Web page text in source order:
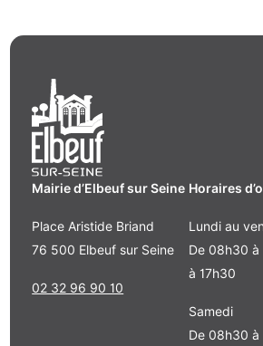
Mairie d’Elbeuf sur Seine
Place Aristide Briand
76 500 Elbeuf sur Seine
02 32 96 90 10
Horaires
Lundi au
De 08h30 à
à 17h30
Samedi
De 08h30 à